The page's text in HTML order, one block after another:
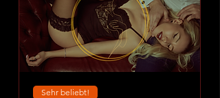
Sehr beliebt!